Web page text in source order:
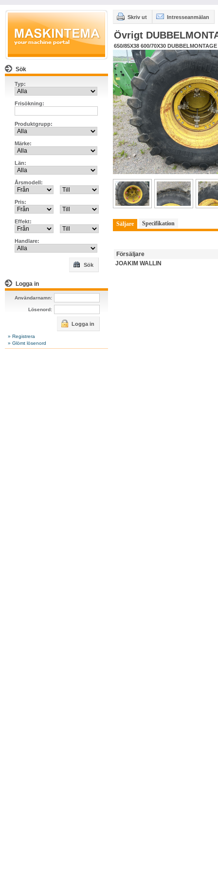
Sök
Typ:
Frisökning:
Produktgrupp:
Märke:
Län:
Årsmodell:
Pris:
Effekt:
Handlare:
Sök
Logga in
Användarnamn:
Lösenord:
Logga in
» Registrera
» Glömt lösenord
Skriv ut Intresseanmälan
Övrigt
650/85X38 600/70X30 DUBBELMONTAGE
Säljare Specifikation
Försäljare
JOAKIM WALLIN